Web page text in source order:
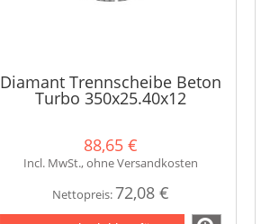
Diamant Trennscheibe Beton
Turbo 350x25.40x12
88,65 €
Incl. MwSt., ohne Versandkosten
Nettopreis:72,08 €